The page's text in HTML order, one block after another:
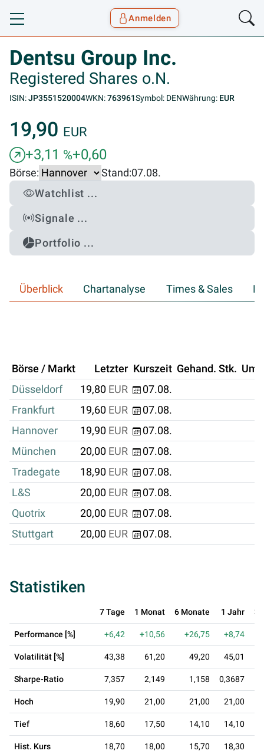
Toggle navigation
Anmelden
Dentsu Group Inc.
Registered Shares o.N.
ISIN:JP3551520004WKN:763961Symbol: DENWährung: EUR
19,90 EUR
+3,11 %+0,60
Börse: Stand:07.08.
Watchlist ...
Signale ...
Portfolio ...
Überblick Chartanalyse Times & Sales
Börse / Markt Letzter Kurszeit Gehand. Stk.
Düsseldorf
19,80 EUR
07.08.
Frankfurt
19,60 EUR
07.08.
Hannover
19,90 EUR
07.08.
München
20,00 EUR
07.08.
Tradegate
18,90 EUR
07.08.
L&S
20,00 EUR
07.08.
Quotrix
20,00 EUR
07.08.
Stuttgart
20,00 EUR 07.08.
Statistiken
7 Tage 1 Monat 6 Monate 1 Jahr 3
Performance [%] +6,42 +10,56 +26,75 +8,74
Volatilität [%] 43,38 61,20 49,20 45,01
Sharpe-Ratio 7,357 2,149 1,158 0,3687
Hoch 19,90 21,00 21,00 21,00
Tief 18,60 17,50 14,10 14,10
Hist. Kurs 18,70 18,00 15,70 18,30